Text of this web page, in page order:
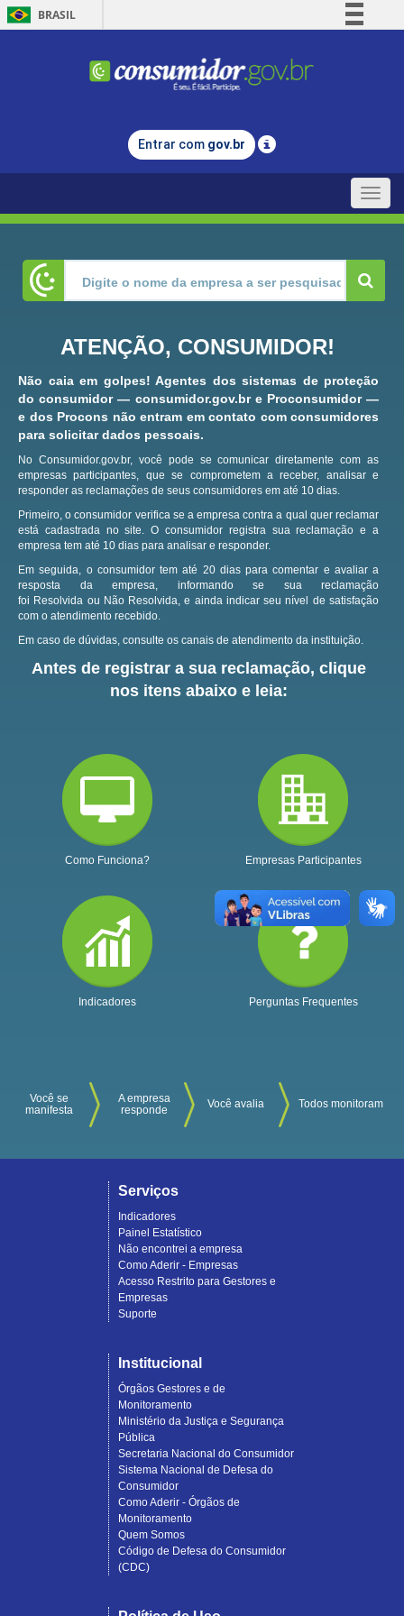
BRASIL
Comunica BR
Legislação
Entrar com gov.br
Toggle
ATENÇÃO, CONSUMIDOR!
Não caia em golpes! Agentes dos sistemas de proteção
do consumidor — consumidor.gov.br e Proconsumidor —
e dos Procons não entram em contato com consumidores
para solicitar dados pessoais.
No Consumidor.gov.br, você pode se comunicar diretamente com as
empresas participantes, que se comprometem a receber, analisar e
responder as reclamações de seus consumidores em até 10 dias.
Primeiro, o consumidor verifica se a empresa contra a qual quer reclamar
está cadastrada no site.O consumidor registra sua reclamação e a
empresa tem até 10 dias para analisar e responder.
Em seguida, o consumidor tem até 20 dias para comentar e avaliar a
resposta da empresa, informando se sua reclamação
foi Resolvida ou Não Resolvida, e ainda indicar seu nível de satisfação
com o atendimento recebido.
Em caso de dúvidas, consulte os canais de atendimento da instituição.
Antes de registrar a sua reclamação, clique
nos itens abaixo e leia:
Como Funciona? Empresas Participantes
Indicadores Perguntas Frequentes
Você se
manifesta
A empresa
responde
Você avalia Todos monitoram
Serviços
Indicadores
Painel Estatístico
Não encontrei a empresa
Como Aderir - Empresas
Acesso Restrito para Gestores e
Empresas
Suporte
Institucional
Órgãos Gestores e de
Monitoramento
Ministério da Justiça e Segurança
Pública
Secretaria Nacional do Consumidor
Sistema Nacional de Defesa do
Consumidor
Como Aderir - Órgãos de
Monitoramento
Quem Somos
Código de Defesa do Consumidor
(CDC)